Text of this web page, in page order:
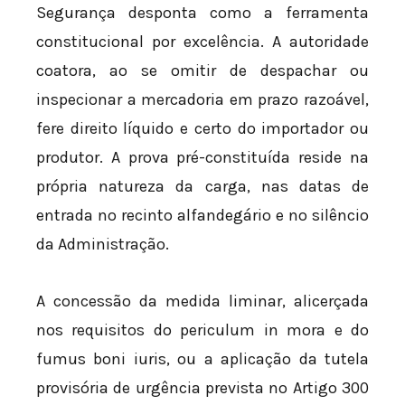
Segurança desponta como a ferramenta
constitucional por excelência. A autoridade
coatora, ao se omitir de despachar ou
inspecionar a mercadoria em prazo razoável,
fere direito líquido e certo do importador ou
produtor. A prova pré-constituída reside na
própria natureza da carga, nas datas de
entrada no recinto alfandegário e no silêncio
da Administração.
A concessão da medida liminar, alicerçada
nos requisitos do periculum in mora e do
fumus boni iuris, ou a aplicação da tutela
provisória de urgência prevista no Artigo 300